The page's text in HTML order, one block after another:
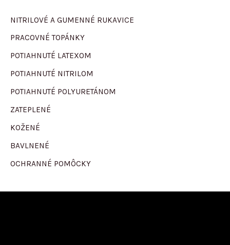
NITRILOVÉ A GUMENNÉ RUKAVICE
PRACOVNÉ TOPÁNKY
POTIAHNUTÉ LATEXOM
POTIAHNUTÉ NITRILOM
POTIAHNUTÉ POLYURETÁNOM
ZATEPLENÉ
KOŽENÉ
BAVLNENÉ
OCHRANNÉ POMÔCKY